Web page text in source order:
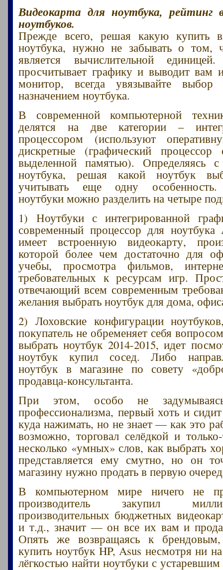
Видеокарта для ноутбука, рейтинг
ноутбуков.
Прежде всего, решая какую купить
ноутбука, нужно не забывать о том,
является вычислительной
просчитывает графику и выводит вам
монитор, всегда увязывайте выбор
назначением ноутбука.
В современной компьютерной
делятся на две категории –
процессором (используют
дискретные (графический процессор
выделенной памятью). Определяясь
ноутбука, решая какой ноутбук
учитывать еще одну особенность.
ноутбуки можно разделить на четыре
1) Ноутбуки с интегрированной
современный процессор для
имеет встроенную видеокарту,
которой более чем достаточно для
учебы, просмотра фильмов,
требовательных к ресурсам игр.
отвечающий всем современным
желания выбрать ноутбук для дома,
2) Лоховские конфигурации
покупатель не обременяет себя
выбрать ноутбук 2014-2015, идет
ноутбук купил сосед. Либо
ноутбук в магазине по совету
продавца-консультанта.
При этом, особо не
профессионализма, первый хоть и
куда нажимать, но не знает — как это
возможно, торговал селёдкой и
несколько «умных» слов, как выбрать
представляется ему смутно, но он
магазину нужно продать в первую
В компьютерном мире ничего не
производитель закупил
производительных бюджетных
и т.д., значит — он все их вам и
Опять же возвращаясь к
купить ноутбук HP, Asus несмотря ни
лёгкостью найти ноутбуки с